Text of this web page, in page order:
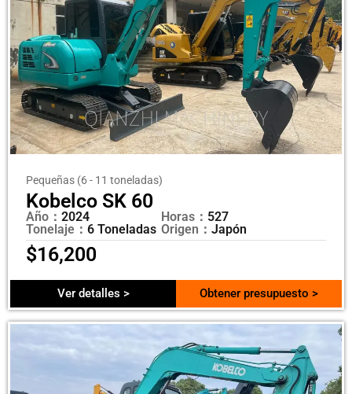
Pequeñas (6 - 11 toneladas)
Kobelco SK 60
Año： 2024
Tonelaje： 6 Toneladas
Horas： 527
Origen： Japón
$16,200
Ver detalles > Obtener presupuesto >